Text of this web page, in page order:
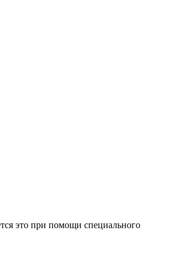
это при помощи специального